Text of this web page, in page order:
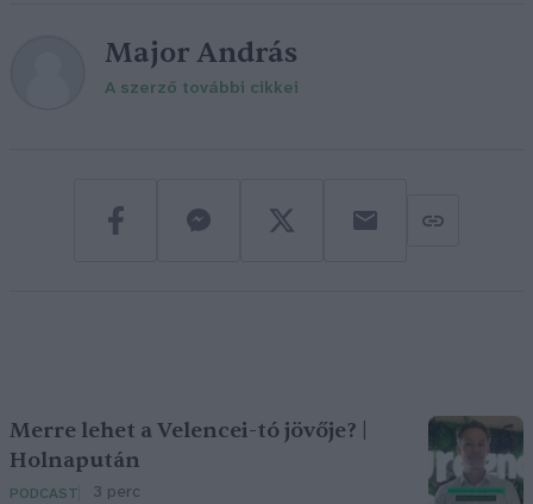
Major András
A szerző további cikkei
Merre lehet a Velencei-tó jövője? |
Holnapután
PODCAST 3 perc